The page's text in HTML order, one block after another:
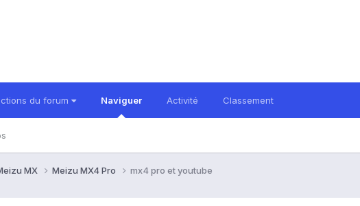
du forum Naviguer Activité Classement
MX Meizu MX4 Pro mx4 pro et youtube